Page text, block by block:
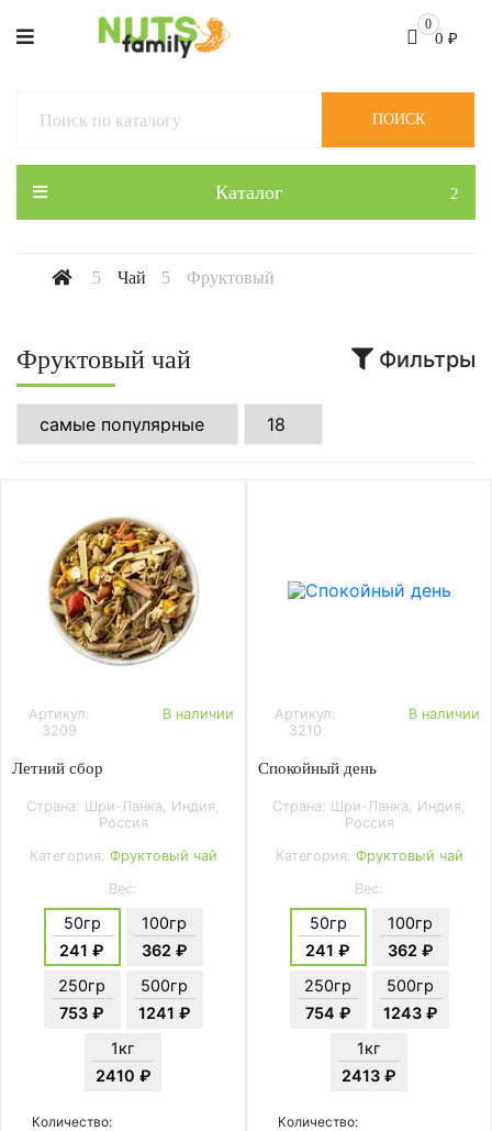
0
0 ₽
Каталог
ПОИСК
Чай Фруктовый
Фруктовый чай Фильтры
Артикул:
3209
В наличии
Летний сбор
Страна: Шри-Ланка, Индия,
Россия
Категория: Фруктовый чай
Вес:
50гр
241 ₽
100гр
362 ₽
250гр
753 ₽
500гр
1241 ₽
1кг
2410 ₽
Количество:
Артикул:
3210
В наличии
Спокойный день
Страна: Шри-Ланка, Индия,
Россия
Категория: Фруктовый чай
Вес:
50гр
241 ₽
100гр
362 ₽
250гр
754 ₽
500гр
1243 ₽
1кг
2413 ₽
Количество: